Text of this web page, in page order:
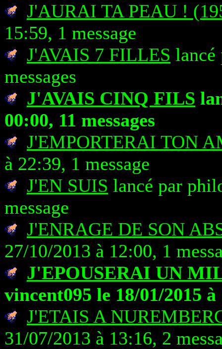
J'AURAI TA PEAU !
15:59, 1 message
J'AVAIS 7 FILLES lancé
messages
J'AVAIS CINQ FILS
00:00, 11 messages
J'EMPORTERAI TON
à 22:39, 1 message
J'EN SUIS lancé par
message
J'ENRAGE DE SON
27/10/2013 à 12:00, 1
J'EPOUSERAI UN
vincent095 le 18/01/2015 à
J'ETAIS A
31/07/2013 à 13:16, 2